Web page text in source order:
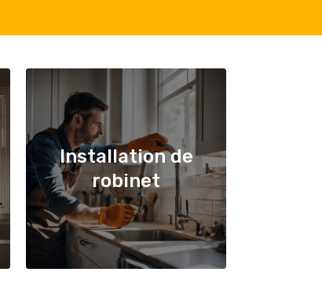
Installation de
robinet